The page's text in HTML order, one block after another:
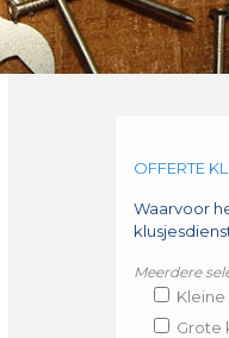
OFFERTE
Waarvoor
Meerdere
Grote